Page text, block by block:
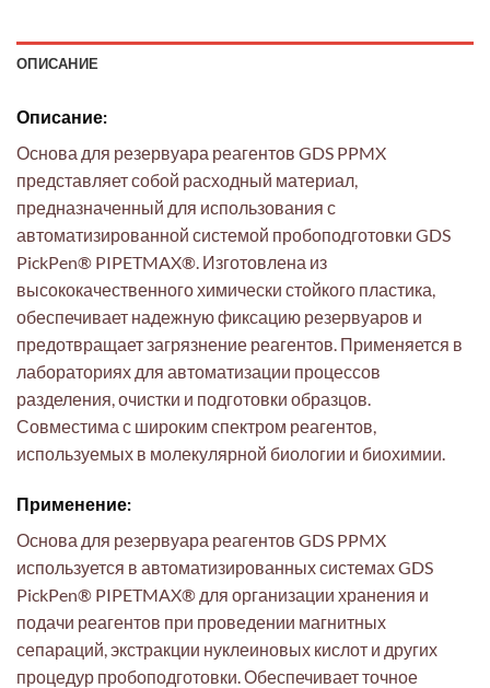
ОПИСАНИЕ
Описание:
Основа для резервуара реагентов GDS PPMX
представляет собой расходный материал,
предназначенный для использования с
автоматизированной системой пробоподготовки GDS
PickPen® PIPETMAX®. Изготовлена из
высококачественного химически стойкого пластика,
обеспечивает надежную фиксацию резервуаров и
предотвращает загрязнение реагентов. Применяется в
лабораториях для автоматизации процессов
разделения, очистки и подготовки образцов.
Совместима с широким спектром реагентов,
используемых в молекулярной биологии и биохимии.
Применение:
Основа для резервуара реагентов GDS PPMX
используется в автоматизированных системах GDS
PickPen® PIPETMAX® для организации хранения и
подачи реагентов при проведении магнитных
сепараций, экстракции нуклеиновых кислот и других
процедур пробоподготовки. Обеспечивает точное